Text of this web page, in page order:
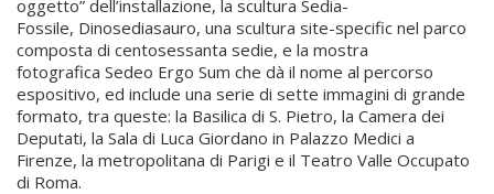
oggetto” dell’installazione, la scultura Sedia-
Fossile, Dinosediasauro, una scultura site-specific nel parco
composta di centosessanta sedie, e la mostra
fotografica Sedeo Ergo Sum che dà il nome al percorso
espositivo, ed include una serie di sette immagini di grande
formato, tra queste: la Basilica di S. Pietro, la Camera dei
Deputati, la Sala di Luca Giordano in Palazzo Medici a
Firenze, la metropolitana di Parigi e il Teatro Valle Occupato
di Roma.